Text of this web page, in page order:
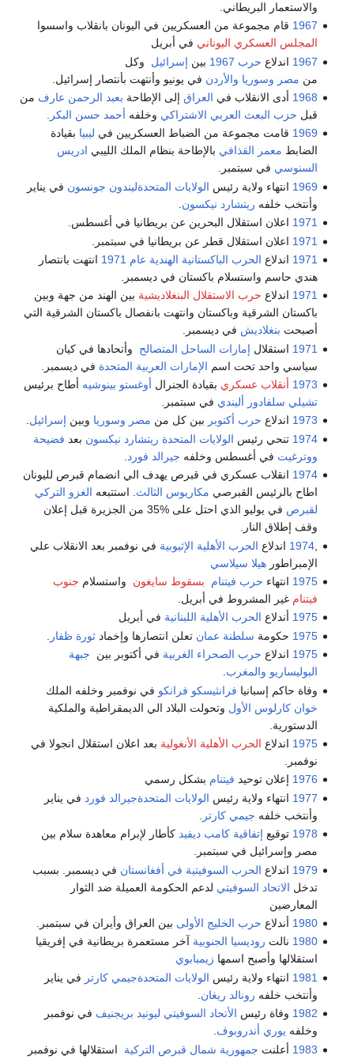
والاستعمار البريطاني.
1967 قام مجموعة من العسكريين في اليونان بانقلاب واسسوا
المجلس العسكري اليوناني في أبريل
1967 اندلاع حرب 1967 بين إسرائيل وكل
من مصر وسوريا والأردن في يونيو وأنتهت بأنتصار إسرائيل.
1968 أدى الانقلاب في العراق إلى الإطاحة بعبد الرحمن عارف من
قبل حزب البعث العربي الاشتراكي وخلفه أحمد حسن البكر
1969 قامت مجموعة من الضباط العسكريين في ليبيا بقيادة
الضابط معمر القذافي بالإطاحة بنظام الملك الليبي ادريس
السنوسي في سبتمبر.
1969 انتهاء ولاية رئيس الولايات المتحدةليندون جونسون في يناير
وأنتخب خلفه ريتشارد نيكسون
1971 اعلان استقلال البحرين عن بريطانيا في أغسطس.
1971 اعلان استقلال قطر عن بريطانيا في سبتمبر.
1971 اندلاع الحرب الباكستانية الهندية عام 1971
انتهت بانتصار
هندي حاسم واستسلام باكستان في ديسمبر.
1971 اندلاع حرب الاستقلال البنغلاديشية بين الهند من جهة وبين
باكستان الشرقية وباكستان وانتهت بانفصال باكستان الشرقية التي
أصبحت بنغلاديش في ديسمبر.
1971 استقلال إمارات الساحل المتصالح وأتحادها في كيان
سياسي واحد تحت اسم الإمارات العربية المتحدة في ديسمبر.
1973 أنقلاب عسكري بقيادة الجنرال أوغستو بينوشيه أطاح برئيس
تشيلي سلفادور أليندي في سبتمبر.
1973 اندلاع حرب أكتوبر بين كل من مصر وسوريا وبين إسرائيل.
1974 تنحي رئيس الولايات المتحدة ريتشارد نيكسون بعد فضيحة
ووترغيت في أغسطس وخلفه جيرالد فورد
1974 انقلاب عسكري في قبرص يهدف الي انضمام قبرص لليونان
اطاح بالرئيس القبرصي مكاريوس الثالث. استتبعه الغزو التركي
لقبرص
في يوليو الذي احتل على %35 من الجزيرة قبل إعلان
وقف إطلاق النار.
,
1974 اندلاع الحرب الأهلية الإثيوبية في نوفمبر بعد الانقلاب علي
الإمبراطورهيلا سيلاسي
1975 انتهاء حرب فيتنام بسقوط سايغون واستسلام جنوب
فيتنام غير المشروط في أبريل.
1975 أندلاع الحرب الأهلية اللبنانية في أبريل
1975 حكومة سلطنة عمان تعلن انتصارها وإخمادثورة ظفار
1975 اندلاع حرب الصحراء الغربية في أكتوبر بين جبهة
البوليساريو والمغرب.
وفاة حاكم إسبانيا فرانثيسكو فرانكو في نوفمبر وخلفه الملك
خوان كارلوس الأول وتحولت البلاد الي الديمقراطية والملكية
الدستورية.
1975 اندلاع الحرب الأهلية الأنغولية بعد اعلان استقلال انجولا في
نوفمبر.
1976 إعلان توحيد فيتنام بشكل رسمي
1977 انتهاء ولاية رئيس الولايات المتحدةجيرالد فورد في يناير
وأنتخب خلفه جيمي كارتر
1978 توقيع إتفاقية كامب ديفيد كأطار لإبرام معاهدة سلام بين
مصر وإسرائيل في سبتمبر.
1979 اندلاع الحرب السوفيتية في أفغانستان في ديسمبر. بسبب
تدخل الاتحاد السوفيتي لدعم الحكومة العميلة ضد الثوار
المعارضين
1980 أندلاع حرب الخليج الأولى بين العراق وأيران في سبتمبر.
1980 نالت روديسيا الجنوبية آخر مستعمرة بريطانية في إفريقيا
استقلالها وأصبح اسمها زيمبابوي
1981 انتهاء ولاية رئيس الولايات المتحدةجيمي كارتر في يناير
وأنتخب خلفه رونالد ريغان
1982 وفاة رئيس الأتحاد السوفيتي ليونيد بريجنيف في نوفمبر
وخلفه يوري أندروبوف
1983 أعلنت جمهورية شمال قبرص التركية استقلالها في نوفمبر